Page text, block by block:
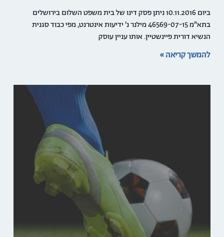
ביום 10.11.2016 ניתן פסק דינו של בית משפט השלום בירושלים
בתא"מ 46569-07-15 מילנר נ' ידיעות אינטרנט, מפי כבוד סגנית
הנשיא דורית פיינשטיין. אותו עניין עוסק
להמשך קריאה »